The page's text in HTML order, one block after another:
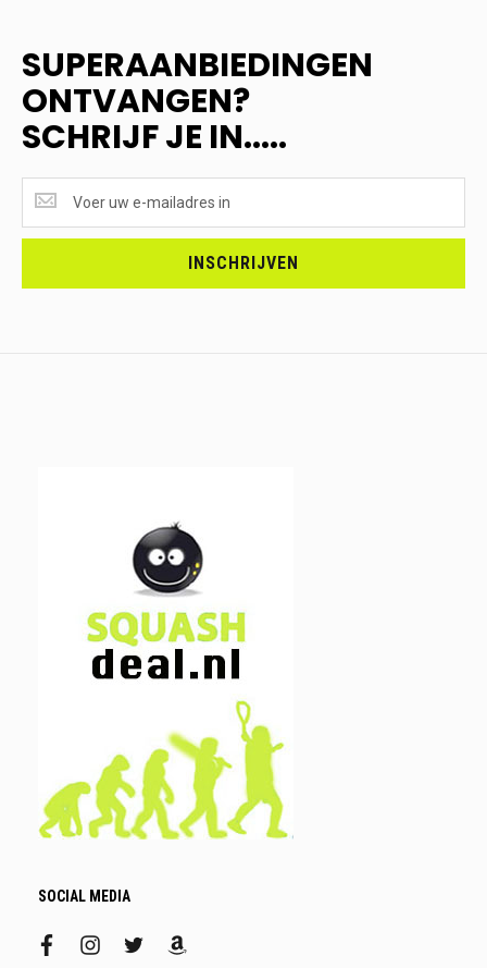
SUPERAANBIEDINGEN
ONTVANGEN?
SCHRIJF JE IN.....
ONTVANGEN?
<br>SCHRIJF
INSCHRIJVEN
SOCIAL MEDIA
facebookinstagram
twitteramazon